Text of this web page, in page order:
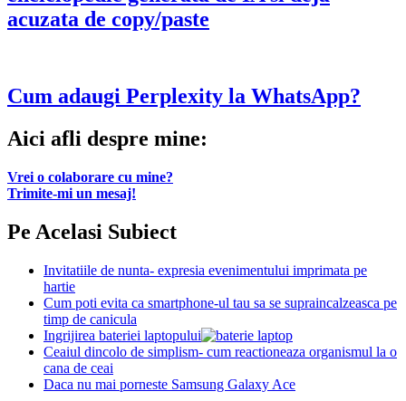
acuzata de copy/paste
Cum adaugi Perplexity la WhatsApp?
Aici afli despre mine:
Vrei o colaborare cu mine?
Trimite-mi un mesaj!
Pe Acelasi Subiect
Invitatiile de nunta- expresia evenimentului imprimata pe
hartie
Cum poti evita ca smartphone-ul tau sa se supraincalzeasca pe
timp de canicula
Ingrijirea bateriei laptopului
Ceaiul dincolo de simplism- cum reactioneaza organismul la o
cana de ceai
Daca nu mai porneste Samsung Galaxy Ace